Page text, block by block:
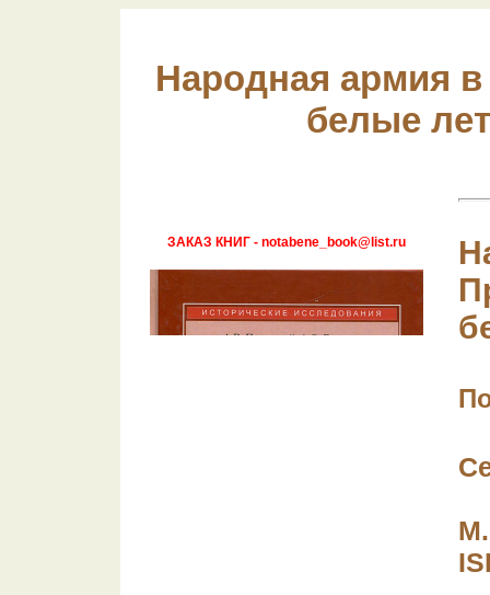
Народная армия
белые
ЗАКАЗ КНИГ - notabene_book@list.ru